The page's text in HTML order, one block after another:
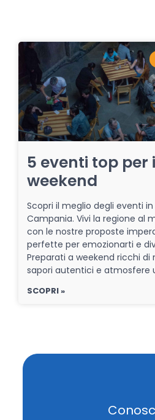
5 eventi top per
weekend
Scopri il meglio degli eventi in
Campania. Vivi la regione al
con le nostre proposte
perfette per emozionarti e
Preparati a weekend ricchi di
sapori autentici e atmosfere
SCOPRI »